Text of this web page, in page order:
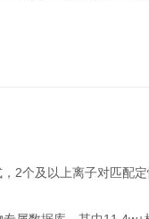
2个及以上离子对匹配